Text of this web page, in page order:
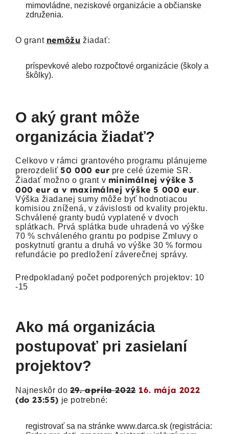
mimovládne, neziskové organizácie a občianske
združenia.
O grant nemôžu žiadať:
príspevkové alebo rozpočtové organizácie (školy a
škôlky).
O aký grant môže
organizácia žiadať?
Celkovo v rámci grantového programu plánujeme
prerozdeliť50 000 eur pre celé územie SR.
Žiadať možno o grant v minimálnej výške 3
000 eur a v maximálnej výške 5 000 eur.
Výška žiadanej sumy môže byť hodnotiacou
komisiou znížená, v závislosti od kvality projektu.
Schválené granty budú vyplatené v dvoch
splátkach. Prvá splátka bude uhradená vo výške
70 % schváleného grantu po podpise Zmluvy o
poskytnutí grantu a druhá vo výške 30 % formou
refundácie po predložení záverečnej správy.
Predpokladaný počet podporených projektov: 10
-15
Ako má organizácia
postupovať pri zasielaní
projektov?
Najneskôr do29. apríla 2022 16. mája 2022
(do 23:55) je potrebné:
registrovať sa na stránke www.darca.sk (registrácia: